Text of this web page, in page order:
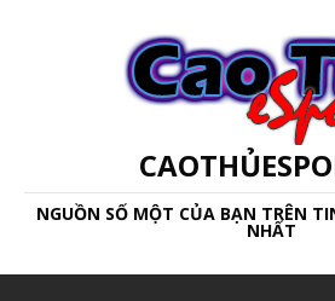
NGUỒN SỐ MỘT CỦA BẠN TRÊN
NHẤT